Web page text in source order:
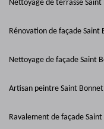
Nettoyage de terrasse Saint
Rénovation de façade Saint
Nettoyage de façade Saint
Artisan peintre Saint Bonnet
Ravalement de façade